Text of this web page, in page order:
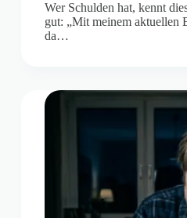
Wer Schulden hat, kennt
gut: „Mit meinem aktuellen
da…